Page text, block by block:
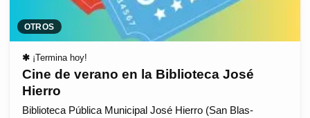
OTROS
✱ ¡Termina hoy!
Cine de verano en la Biblioteca José
Hierro
Biblioteca Pública Municipal José Hierro (San Blas-